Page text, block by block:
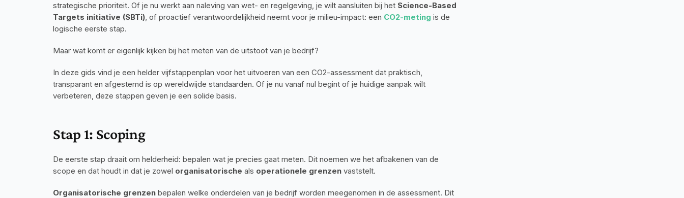
strategische prioriteit. Of je nu werkt aan naleving van wet- en regelgeving, je wilt aansluiten bij het Science-Based
Targets initiative (SBTi), of proactief verantwoordelijkheid neemt voor je milieu-impact: een CO2-meting is de
logische eerste stap.
Maar wat komt er eigenlijk kijken bij het meten van de uitstoot van je bedrijf?
In deze gids vind je een helder vijfstappenplan voor het uitvoeren van een CO2-assessment dat praktisch,
transparant en afgestemd is op wereldwijde standaarden. Of je nu vanaf nul begint of je huidige aanpak wilt
verbeteren, deze stappen geven je een solide basis.
Stap 1: Scoping
De eerste stap draait om helderheid: bepalen wat je precies gaat meten. Dit noemen we het afbakenen van de
scope en dat houdt in dat je zowel organisatorische als operationele grenzen vaststelt.
Organisatorische grenzen bepalen welke onderdelen van je bedrijf worden meegenomen in de assessment. Dit